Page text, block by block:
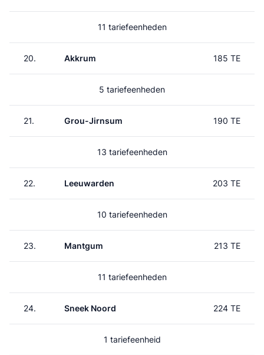
11 tariefeenheden
20. Akkrum 185 TE
5 tariefeenheden
21. Grou-Jirnsum 190 TE
13 tariefeenheden
22. Leeuwarden 203 TE
10 tariefeenheden
23. Mantgum 213 TE
11 tariefeenheden
24. Sneek Noord 224 TE
1 tariefeenheid